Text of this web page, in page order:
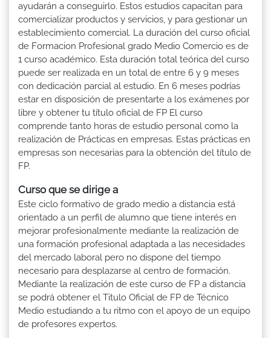
ayudarán a conseguirlo. Estos estudios capacitan para
comercializar productos y servicios, y para gestionar un
establecimiento comercial. La duración del curso oficial
de Formacion Profesional grado Medio Comercio es de
1 curso académico. Esta duración total teórica del curso
puede ser realizada en un total de entre 6 y 9 meses
con dedicación parcial al estudio. En 6 meses podrías
estar en disposición de presentarte a los exámenes por
libre y obtener tu título oficial de FP El curso
comprende tanto horas de estudio personal como la
realización de Prácticas en empresas. Estas prácticas en
empresas son necesarias para la obtención del título de
FP.
Curso que se dirige a
Este ciclo formativo de grado medio a distancia está
orientado a un perfil de alumno que tiene interés en
mejorar profesionalmente mediante la realización de
una formación profesional adaptada a las necesidades
del mercado laboral pero no dispone del tiempo
necesario para desplazarse al centro de formación.
Mediante la realización de este curso de FP a distancia
se podrá obtener el Titulo Oficial de FP de Técnico
Medio estudiando a tu ritmo con el apoyo de un equipo
de profesores expertos.